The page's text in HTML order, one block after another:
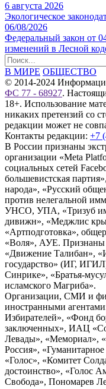
6 августа 2026
Экологическое
06/08/2026
Федеральный закон от
изменений в Лесной
В МИРЕ ОБЩЕСТВО
© 2014-2024
ФС 77 - 68927.
18+. Использование
никаких претензий со
редакции может не
Контакты редакции: +7
В России признаны
организации «Meta
социальных сетей
большевистская
народа», «Русский
против нелегальной
УНСО, УПА, «Тризуб
дивижн», «Меджлис
«Артподготовка»,
«Воля», АУЕ. Признаны
«Движение Талибан»,
государство» (ИГ,
Синрике», «Братья-
исламского Магриба».
Организации, СМИ и
иностранными
Избирателей», «Фонд
заключенных», ИАЦ
Левады», «Мемориал»,
Россия»,
«Голос», «Комитет
достоинство», «Голос
Свобода», Пономарев